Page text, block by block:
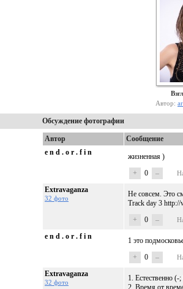
Автор:
Обсуждение фотографии
Автор
Сообщение
e n d . o r . f i n
жизненная )
+
0 –
Extravaganza
32 фото
Не совсем. Это
Track day 3
+
0 –
e n d . o r . f i n
1 это
+
0 –
Extravaganza
32 фото
1. Естественно
2. Время от